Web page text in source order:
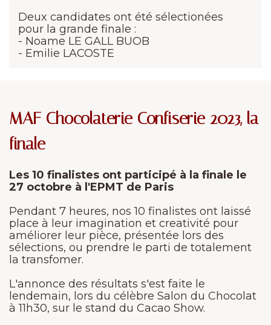
Deux candidates ont été sélectionées
pour la grande finale :
- Noame LE GALL BUOB
- Emilie LACOSTE
MAF Chocolaterie Confiserie 2023, la
finale
Les 10 finalistes ont participé à la finale le
27 octobre à l'EPMT de Paris
Pendant 7 heures, nos 10 finalistes ont laissé
place à leur imagination et creativité pour
améliorer leur pièce, présentée lors des
sélections, ou prendre le parti de totalement
la transfomer.
L'annonce des résultats s'est faite le
lendemain, lors du célèbre Salon du Chocolat
à 11h30, sur le stand du Cacao Show.